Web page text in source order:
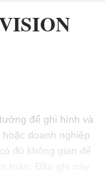
để ghi hình và
doanh nghiệp
đủ không gian để